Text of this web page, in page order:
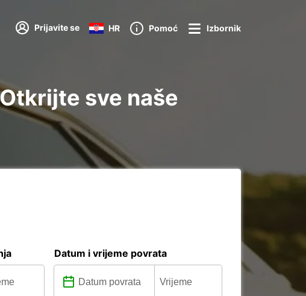
Prijavite se HR Pomoć Izbornik
sve naše
Datum i vrijeme povrata